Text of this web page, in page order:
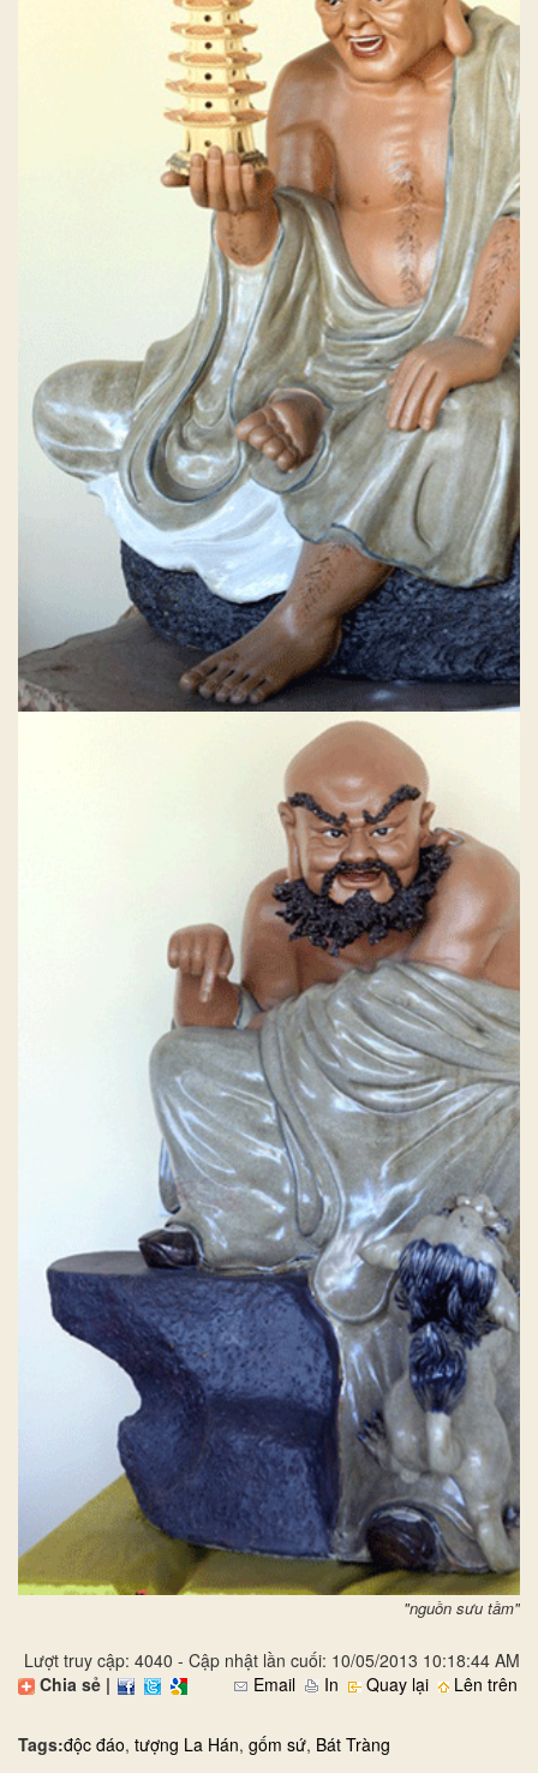
"nguồn sưu tầm"
Lượt truy cập: 4040 - Cập nhật lần cuối: 10/05/2013 10:18:44 AM
Chia sẻ |
Email In Quay lại Lên trên
Tags:độc đáo, tượng La Hán, gốm sứ, Bát Tràng